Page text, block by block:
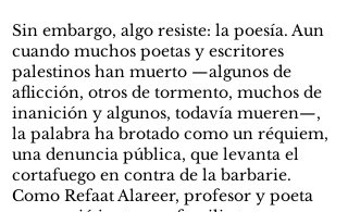
Sin embargo, algo resiste: la poesía. Aun
cuando muchos poetas y escritores
palestinos han muerto —algunos de
aflicción, otros de tormento, muchos de
inanición y algunos, todavía mueren—,
la palabra ha brotado como un réquiem,
una denuncia pública, que levanta el
cortafuego en contra de la barbarie.
Como Refaat Alareer, profesor y poeta